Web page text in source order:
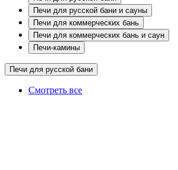
Печи для русской бани и сауны
Печи для коммерческих бань
Печи для коммерческих бань и саун
Печи-камины
Печи для русской бани
Смотреть все